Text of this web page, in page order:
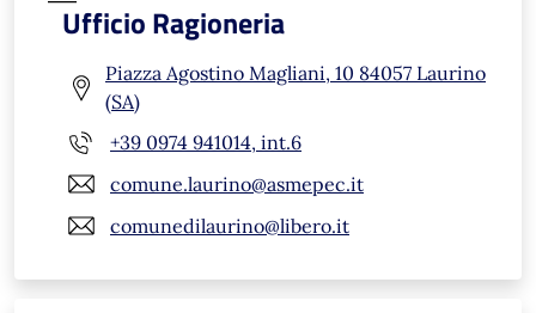
Ufficio Ragioneria
Piazza Agostino Magliani, 10 84057 Laurino
(SA)
+39 0974 941014, int.6
comune.laurino@asmepec.it
comunedilaurino@libero.it